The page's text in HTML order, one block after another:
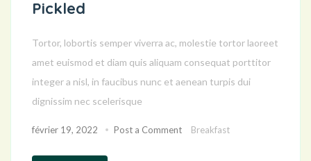
Pickled
Tortor, lobortis semper viverra ac, molestie tortor laoreet
amet euismod et diam quis aliquam consequat porttitor
integer a nisl, in faucibus nunc et aenean turpis dui
dignissim nec scelerisque
février 19, 2022 Post a Comment Breakfast